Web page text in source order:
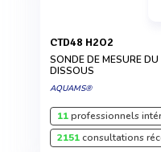
CTD48 H2O2
SONDE DE MESURE
DISSOUS
AQUAMS®
11professionnels
2151consultations